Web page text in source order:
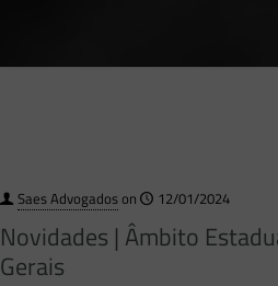
Saes Advogadoson 12/01/2024
Novidades | Âmbito
Gerais